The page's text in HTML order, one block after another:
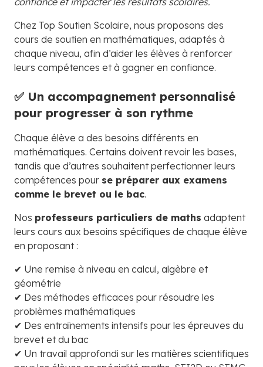
Chez Top Soutien Scolaire, nous proposons des
cours de soutien en mathématiques, adaptés à
chaque niveau, afin d’aider les élèves à renforcer
leurs compétences et à gagner en confiance.
✅ Un accompagnement personnalisé
pour progresser à son rythme
Chaque élève a des besoins différents en
mathématiques. Certains doivent revoir les bases,
tandis que d’autres souhaitent perfectionner leurs
compétences pour se préparer aux examens
comme le brevet ou le bac.
Nos professeurs particuliers de maths adaptent
leurs cours aux besoins spécifiques de chaque élève
en proposant :
✔ Une remise à niveau en calcul, algèbre et
géométrie
✔ Des méthodes efficaces pour résoudre les
problèmes mathématiques
✔ Des entraînements intensifs pour les épreuves du
brevet et du bac
✔ Un travail approfondi sur les matières scientifiques